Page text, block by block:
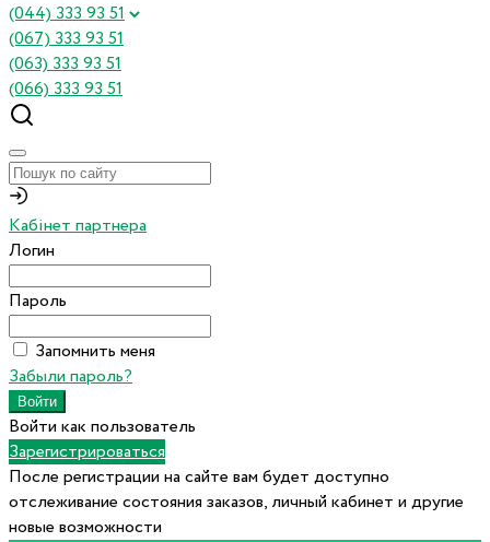
(044) 333 93 51
(067) 333 93 51
(063) 333 93 51
(066) 333 93 51
Кабінет партнера
Логин
Пароль
Запомнить меня
Забыли пароль?
Войти как пользователь
Зарегистрироваться
После регистрации на сайте вам будет доступно
отслеживание состояния заказов, личный кабинет и другие
новые возможности